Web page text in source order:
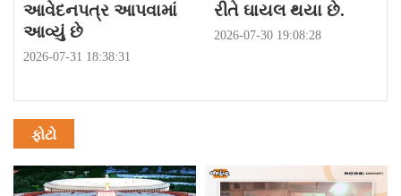
આવેદનપત્ર આપવામાં
આવ્યું છે
2026-07-31 18:38:31
રીતે ઘાયલ થયા છે.
2026-07-30 19:08:28
ફોટો